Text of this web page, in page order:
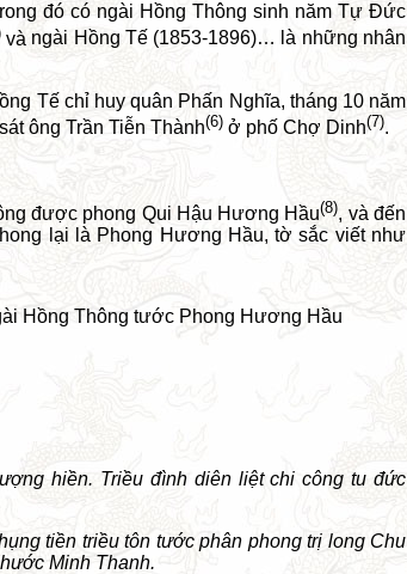
đó có ngài Hồng Thông sinh năm Tự Đức
và ngài Hồng Tế (1853-1896)… là những nhân
Tế chỉ huy quân Phấn Nghĩa, tháng 10 năm
ông Trần Tiễn Thành(6) ở phố Chợ Dinh(7).
được phong Qui Hậu Hương Hầu(8), và đến
lại là Phong Hương Hầu, tờ sắc viết như
Hồng Thông tước Phong Hương Hầu
hiền. Triều đình diên liệt chi công tu đức
tiền triều tôn tước phân phong trị long Chu
Minh Thanh.